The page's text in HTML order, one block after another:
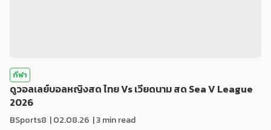
กีฬา
ดูวอลเลย์บอลหญิงสด ไทย Vs เวียดนาม สด Sea V League
2026
BSports8 |02.08.26 | 3 min read